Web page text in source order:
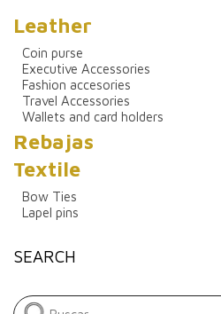
Leather
Coin purse
Executive Accessories
Fashion accesories
Travel Accessories
Wallets and card holders
Rebajas
Textile
Bow Ties
Lapel pins
SEARCH